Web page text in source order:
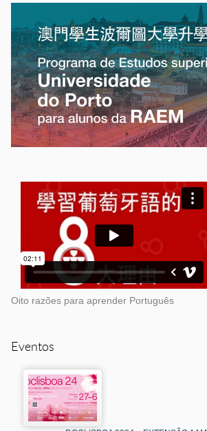
Oito razões para aprender Português
Eventos